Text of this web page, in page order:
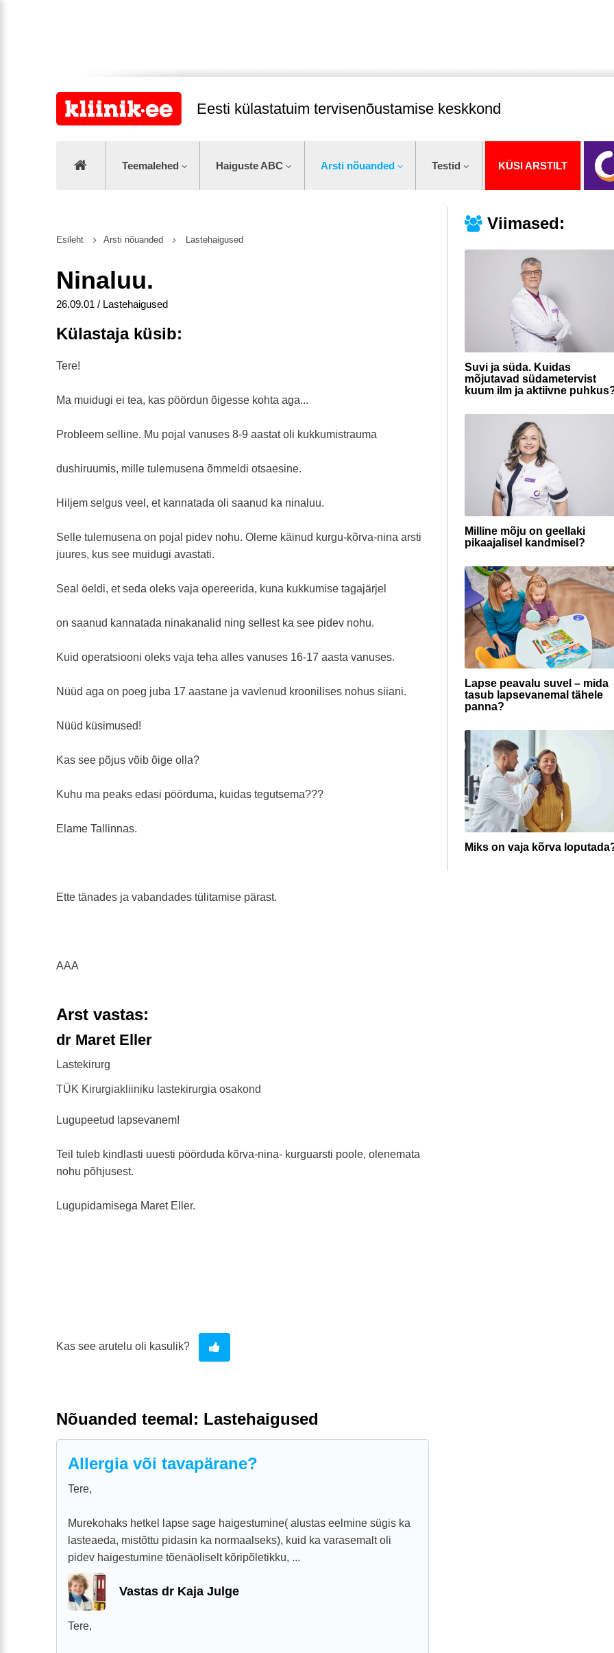
Eesti külastatuim tervisenõustamise keskkond
Teemalehed Haiguste ABC Arsti nõuanded Testid KÜSI ARSTILT
Viimased:
Suvi ja süda. Kuidas
mõjutavad südametervist
kuum ilm ja aktiivne
Milline mõju on geellaki
pikaajalisel kandmisel?
Lapse peavalu suvel – mida
tasub lapsevanemal tähele
panna?
Miks on vaja kõrva
Esileht Arsti nõuanded Lastehaigused
Ninaluu.
26.09.01 / Lastehaigused
Külastaja küsib:
Tere!
Ma muidugi ei tea, kas pöördun õigesse kohta aga...
Probleem selline. Mu pojal vanuses 8-9 aastat oli kukkumistrauma
dushiruumis, mille tulemusena õmmeldi otsaesine.
Hiljem selgus veel, et kannatada oli saanud ka ninaluu.
Selle tulemusena on pojal pidev nohu. Oleme käinud kurgu-kõrva-nina arsti
juures, kus see muidugi avastati.
Seal öeldi, et seda oleks vaja opereerida, kuna kukkumise tagajärjel
on saanud kannatada ninakanalid ning sellest ka see pidev nohu.
Kuid operatsiooni oleks vaja teha alles vanuses 16-17 aasta vanuses.
Nüüd aga on poeg juba 17 aastane ja vavlenud kroonilises nohus siiani.
Nüüd küsimused!
Kas see põjus võib õige olla?
Kuhu ma peaks edasi pöörduma, kuidas tegutsema???
Elame Tallinnas.
Ette tänades ja vabandades tülitamise pärast.
AAA
Arst vastas:
dr Maret Eller
Lastekirurg
TÜK Kirurgiakliiniku lastekirurgia osakond
Lugupeetud lapsevanem!
Teil tuleb kindlasti uuesti pöörduda kõrva-nina- kurguarsti poole, olenemata
nohu põhjusest.
Lugupidamisega Maret Eller.
Kas see arutelu oli kasulik?
Nõuanded teemal: Lastehaigused
Allergia või tavapärane?
Tere,
Murekohaks hetkel lapse sage haigestumine( alustas eelmine sügis ka
lasteaeda, mistõttu pidasin ka normaalseks), kuid ka varasemalt oli
pidev haigestumine tõenäoliselt kõripõletikku, ...
Vastas dr Kaja Julge
Tere,